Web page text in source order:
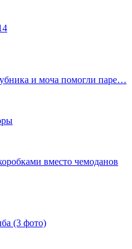
и моча помогли паре…
вместо чемоданов
(3 фото)